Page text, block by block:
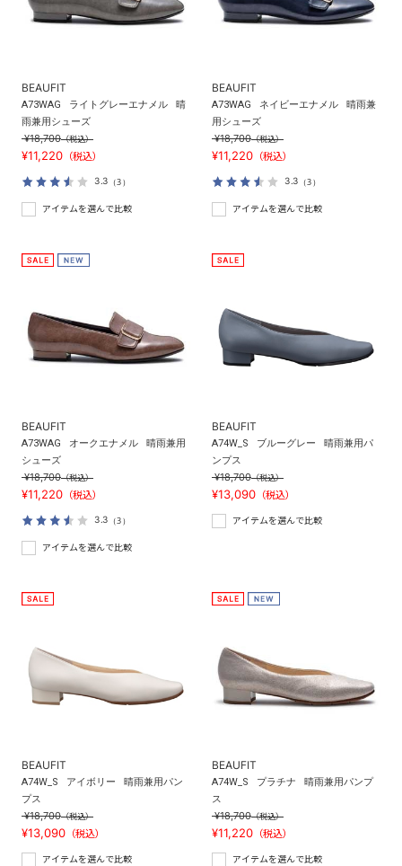
BEAUFIT
A73WAG ライトグレーエナメル
晴
雨兼用シューズ
¥18,700（税込）
¥11,220 （税込）
3.3 （3）
アイテムを選んで比較
BEAUFIT
A73WAG ネイビーエナメル
晴雨兼
用シューズ
¥18,700（税込）
¥11,220 （税込）
3.3 （3）
アイテムを選んで比較
BEAUFIT
A73WAG オークエナメル
晴雨兼用
シューズ
¥18,700（税込）
¥11,220 （税込）
3.3 （3）
アイテムを選んで比較
BEAUFIT
A74W_S ブルーグレー
晴雨兼用パ
ンプス
¥18,700（税込）
¥13,090 （税込）
アイテムを選んで比較
BEAUFIT
A74W_S アイボリー
晴雨兼用パン
プス
¥18,700（税込）
¥13,090 （税込）
アイテムを選んで比較
BEAUFIT
A74W_S プラチナ
晴雨兼用パンプ
ス
¥18,700（税込）
¥11,220 （税込）
アイテムを選んで比較